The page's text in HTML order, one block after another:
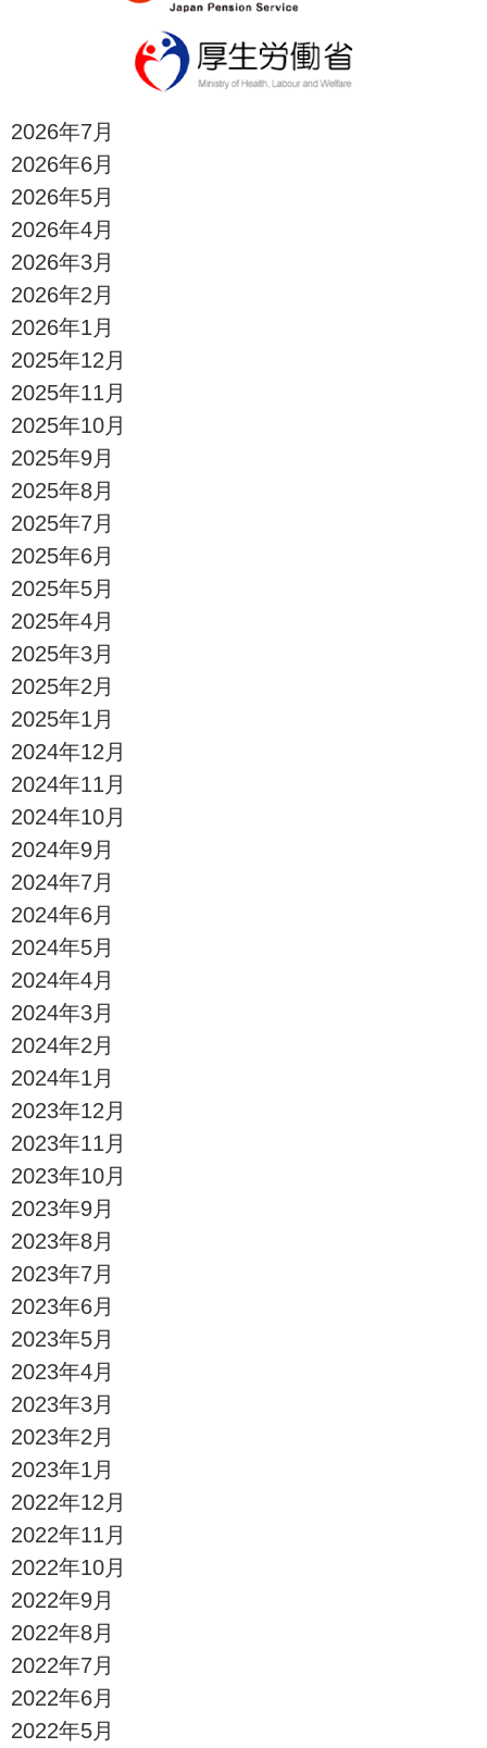
2026年7月
2026年6月
2026年5月
2026年4月
2026年3月
2026年2月
2026年1月
2025年12月
2025年11月
2025年10月
2025年9月
2025年8月
2025年7月
2025年6月
2025年5月
2025年4月
2025年3月
2025年2月
2025年1月
2024年12月
2024年11月
2024年10月
2024年9月
2024年7月
2024年6月
2024年5月
2024年4月
2024年3月
2024年2月
2024年1月
2023年12月
2023年11月
2023年10月
2023年9月
2023年8月
2023年7月
2023年6月
2023年5月
2023年4月
2023年3月
2023年2月
2023年1月
2022年12月
2022年11月
2022年10月
2022年9月
2022年8月
2022年7月
2022年6月
2022年5月